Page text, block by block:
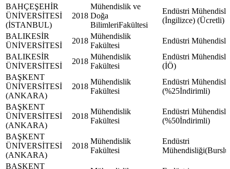
BAHÇEŞEHİR
ÜNİVERSİTESİ
(İSTANBUL)
2018
Mühendislik ve
Doğa
BilimleriFakültesi
Endüstri
(İngilizce) (Ücretli)
BALIKESİR
ÜNİVERSİTESİ
2018
Mühendislik
Fakültesi
Endüstri
BALIKESİR
ÜNİVERSİTESİ
2018
Mühendislik
Fakültesi
Endüstri
(İÖ)
BAŞKENT
ÜNİVERSİTESİ
(ANKARA)
2018
Mühendislik
Fakültesi
Endüstri
(%25İndirimli)
BAŞKENT
ÜNİVERSİTESİ
(ANKARA)
2018
Mühendislik
Fakültesi
Endüstri
(%50İndirimli)
BAŞKENT
ÜNİVERSİTESİ
(ANKARA)
2018
Mühendislik
Fakültesi
Endüstri
BAŞKENT